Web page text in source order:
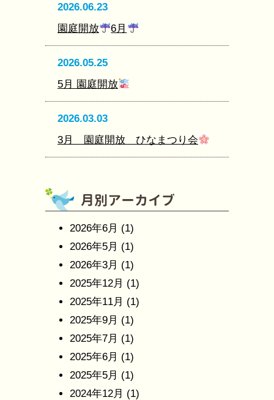
2026.06.23
園庭開放
6月
2026.05.25
5月 園庭開放
2026.03.03
3月 園庭開放 ひなまつり会
2026年6月 (1)
2026年5月 (1)
2026年3月 (1)
2025年12月 (1)
2025年11月 (1)
2025年9月 (1)
2025年7月 (1)
2025年6月 (1)
2025年5月 (1)
2024年12月 (1)